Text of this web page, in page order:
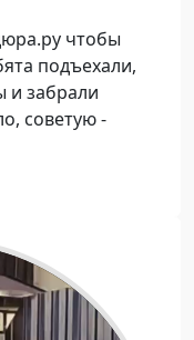
чтобы
подъехали,
и забрали
советую -